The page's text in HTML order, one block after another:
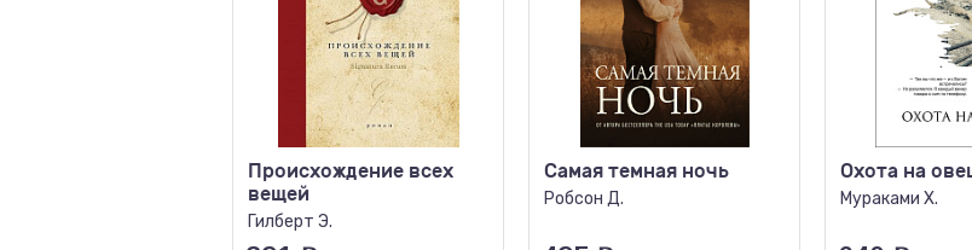
Происхождение всех
вещей
Гилберт Э.
Самая темная ночь
Робсон Д.
Охота на
Мураками Х.